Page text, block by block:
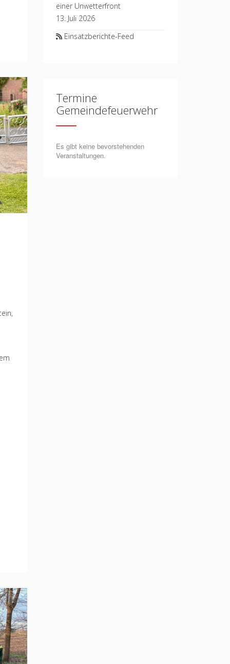
einer Unwetterfront
13. Juli 2026
Einsatzberichte-Feed
Termine
Gemeindefeuerwehr
Es gibt keine bevorstehenden
Veranstaltungen.